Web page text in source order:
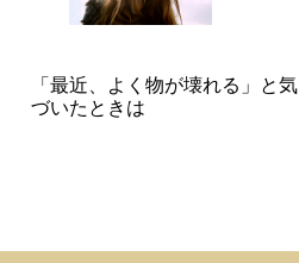
「最近、よく物が壊れる」と気
づいたときは